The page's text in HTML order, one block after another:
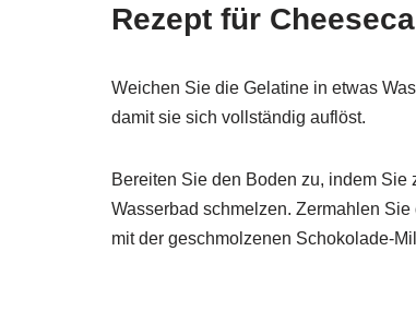
Rezept für
Weichen Sie die Gelatine in etwas
damit sie sich vollständig auflöst.
Bereiten Sie den Boden zu, indem
Wasserbad schmelzen. Zermahlen
mit der geschmolzenen Schokolade-